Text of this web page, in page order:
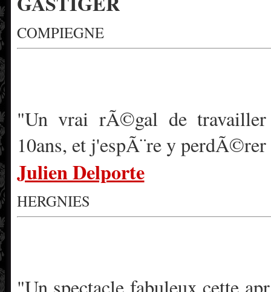
COMPIEGNE
"Un vrai rÃ©gal de travailler
10ans, et j'espÃ¨re y
Julien Delporte
HERGNIES